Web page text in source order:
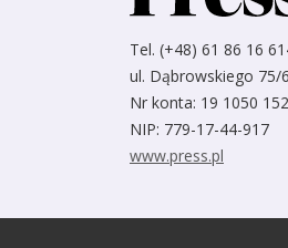
Tel. (+48) 61 86 16
ul. Dąbrowskiego 75/
Nr konta: 19 1050
NIP: 779-17-44-917
www.press.pl